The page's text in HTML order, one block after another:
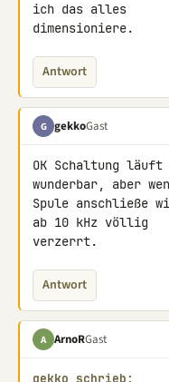
ich das alles
dimensioniere.
Antwort
G gekkoGast
OK Schaltung läuft
wunderbar, aber
Spule anschließe
ab 10 kHz völlig
verzerrt.
Antwort
A ArnoRGast
gekko schrieb: